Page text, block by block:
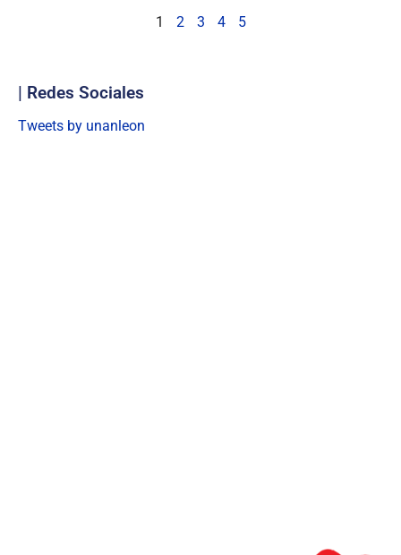
1 2 3 4 5
| Redes Sociales
Tweets by unanleon